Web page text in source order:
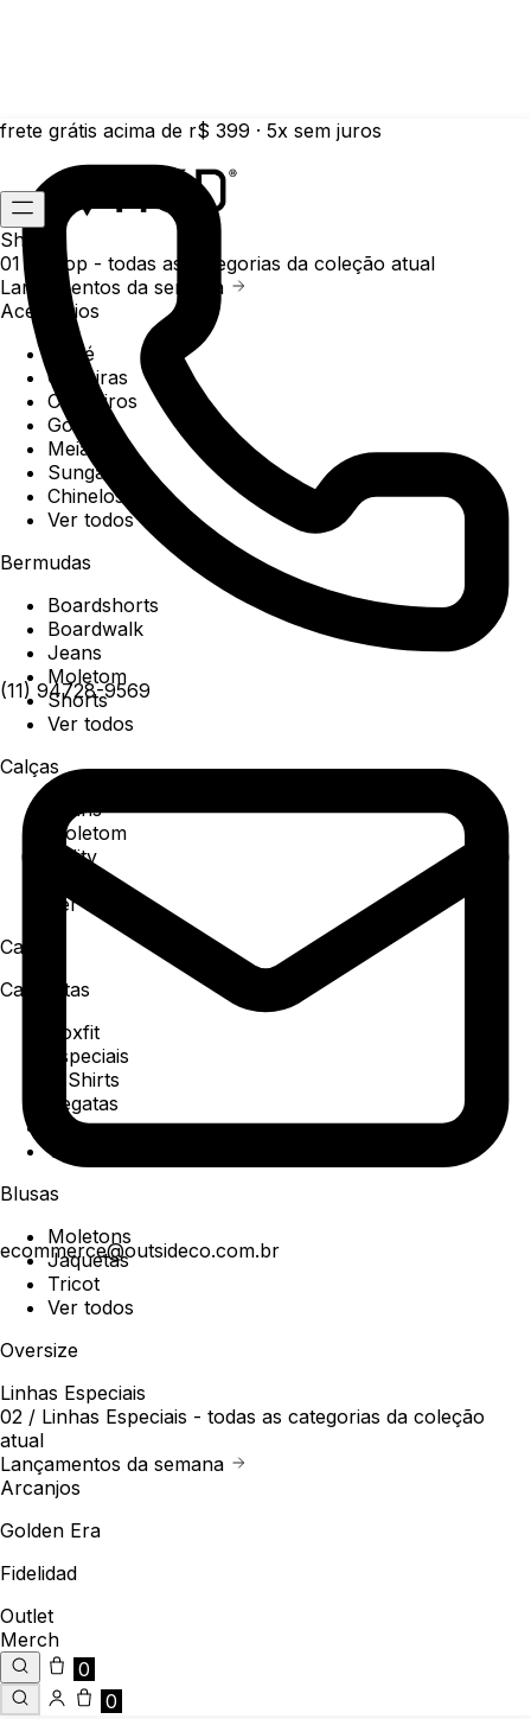
frete grátis acima de r$ 399 · 5x sem juros
(11) 94728-9569
ecommerce@outsideco.com.br
Shop
01 /
Shop - todas as categorias da coleção atual
Lançamentos da semana
Acessórios
Boné
Carteiras
Chaveiros
Gorros
Meias
Sunga
Chinelos
Ver todos
Bermudas
Boardshorts
Boardwalk
Jeans
Moletom
Shorts
Ver todos
Calças
Jeans
Moletom
Utility
Ver todos
Camisa
Camisetas
Boxfit
Especiais
T-Shirts
Regatas
Polo
Ver todos
Blusas
Moletons
Jaquetas
Tricot
Ver todos
Oversize
Linhas Especiais
02 / Linhas Especiais - todas as categorias da coleção
atual
Lançamentos da semana
Arcanjos
Golden Era
Fidelidad
Outlet
Merch
0
0